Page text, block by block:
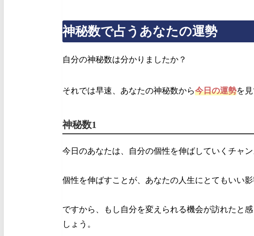
神秘数で占うあなたの運勢
自分の神秘数は分かりましたか？
それでは早速、あなたの神秘数から今日の運勢を
神秘数1
今日のあなたは、自分の個性を伸ばしていくチャ
個性を伸ばすことが、あなたの人生にとてもいい
ですから、もし自分を変えられる機会が訪れたと
しょう。